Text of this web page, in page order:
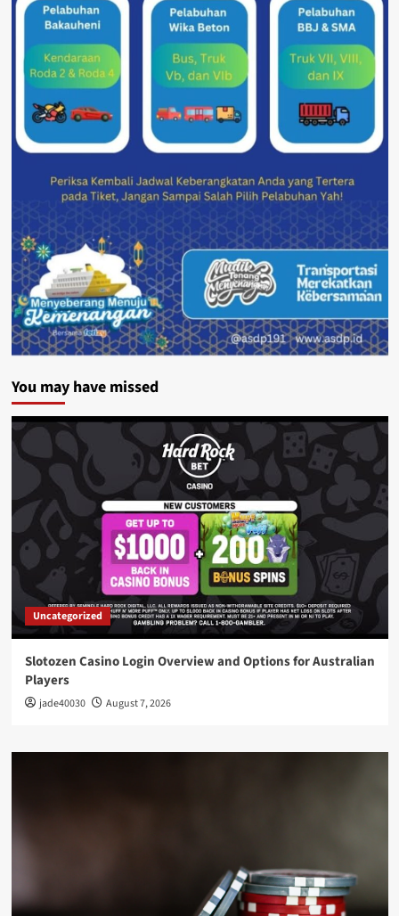
You may have missed
Uncategorized
Slotozen Casino Login Overview and Options for Australian
Players
jade40030 August 7, 2026